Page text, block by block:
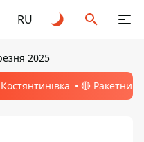
RU
2025
🔴 Ракетний